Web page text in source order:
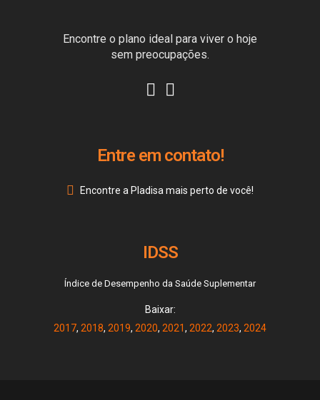
Encontre o plano ideal para viver o hoje
sem preocupações.
Entre em contato!
Encontre a Pladisa mais perto de você!
IDSS
Índice de Desempenho da Saúde Suplementar
Baixar:
2017, 2018, 2019, 2020, 2021, 2022, 2023, 2024